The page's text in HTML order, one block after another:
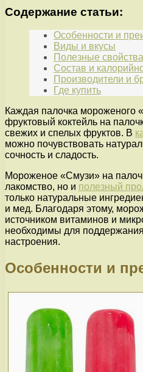
Содержание статьи:
Особенности и
Виды и вкусы
Полезные свойства
Состав и
Производители и
Где купить
Каждая палочка мороженого
фруктовый коктейль на
свежих и спелых фруктов. В
можно почувствовать
сочность и сладость.
Мороженое «Смузи» на
лакомство, но и полезный
только натуральные
и мед. Благодаря этому,
источником витаминов и
необходимы для
настроения.
Особенности и